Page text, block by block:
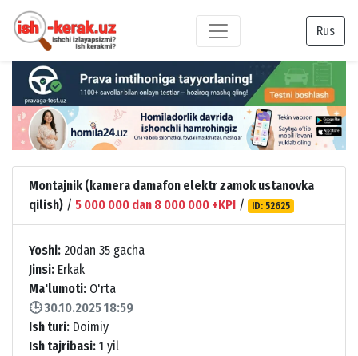
Rus
Montajnik (kamera damafon elektr zamok ustanovka
qilish) / 5 000 000 dan 8 000 000 +KPI / ID: 52625
Yoshi: 20dan 35 gacha
Jinsi: Erkak
Ma'lumoti: O'rta
🕒 30.10.2025 18:59
Ish turi: Doimiy
Ish tajribasi: 1 yil